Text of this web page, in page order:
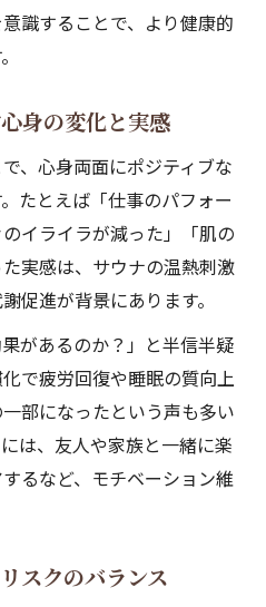
識することで、より健康的
身の変化と実感
、心身両面にポジティブな
たとえば「仕事のパフォー
イライラが減った」「肌の
実感は、サウナの温熱刺激
促進が背景にあります。
があるのか？」と半信半疑
で疲労回復や睡眠の質向上
部になったという声も多い
は、友人や家族と一緒に楽
るなど、モチベーション維
スクのバランス